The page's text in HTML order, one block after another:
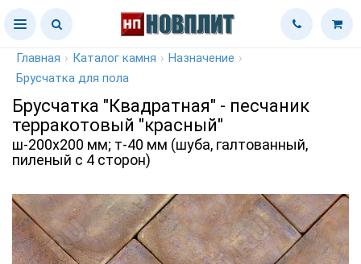
Главная › Каталог камня › Назначение ›
Брусчатка для пола
Брусчатка "Квадратная" - песчаник
терракотовый "красный"
ш-200х200 мм; т-40 мм (шуба, галтованный,
пиленый с 4 сторон)